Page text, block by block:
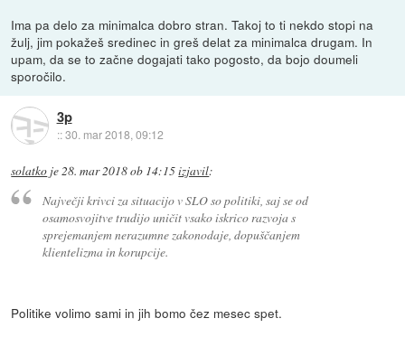
Ima pa delo za minimalca dobro stran. Takoj to ti nekdo stopi na
žulj, jim pokažeš sredinec in greš delat za minimalca drugam. In
upam, da se to začne dogajati tako pogosto, da bojo doumeli
sporočilo.
3p
::30. mar 2018, 09:12
solatko je28. mar 2018 ob 14:15izjavil:
Največji krivci za situacijo v SLO so politiki, saj se od
osamosvojitve trudijo uničit vsako iskrico razvoja s
sprejemanjem nerazumne zakonodaje, dopuščanjem
klientelizma in korupcije.
Politike volimo sami in jih bomo čez mesec spet.